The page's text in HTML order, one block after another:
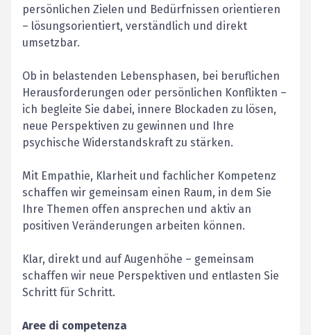
persönlichen Zielen und Bedürfnissen orientieren
– lösungsorientiert, verständlich und direkt
umsetzbar.
Ob in belastenden Lebensphasen, bei beruflichen
Herausforderungen oder persönlichen Konflikten –
ich begleite Sie dabei, innere Blockaden zu lösen,
neue Perspektiven zu gewinnen und Ihre
psychische Widerstandskraft zu stärken.
Mit Empathie, Klarheit und fachlicher Kompetenz
schaffen wir gemeinsam einen Raum, in dem Sie
Ihre Themen offen ansprechen und aktiv an
positiven Veränderungen arbeiten können.
Klar, direkt und auf Augenhöhe – gemeinsam
schaffen wir neue Perspektiven und entlasten Sie
Schritt für Schritt.
Aree di competenza